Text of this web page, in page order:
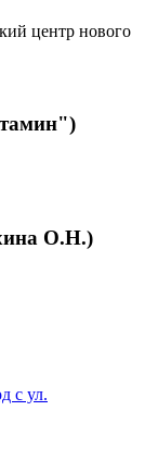
центр нового
О.Н.)
с ул.